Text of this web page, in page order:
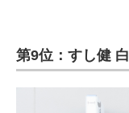
第9位：すし健